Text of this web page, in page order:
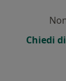
Chiedi